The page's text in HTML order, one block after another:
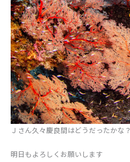
Ｊさん久々慶良間はどうだったかな？
明日もよろしくお願いします